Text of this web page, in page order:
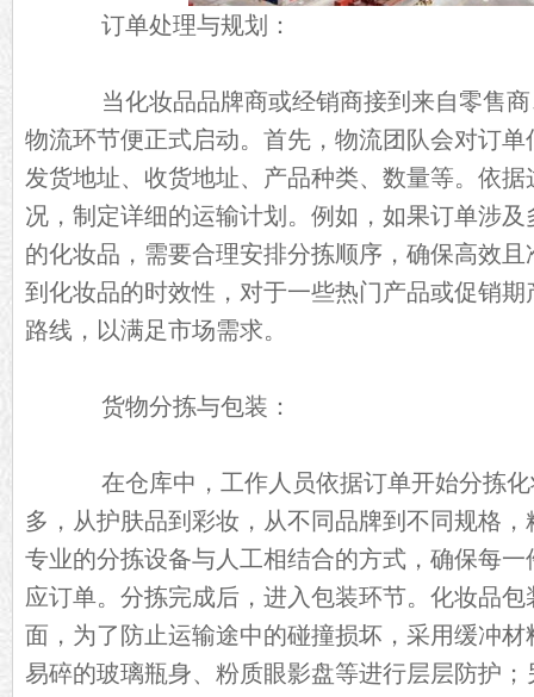
订单处理与规划：
当化妆品品牌商或经销商接到来自零售商
物流环节便正式启动。首先，物流团队会对订
发货地址、收货地址、产品种类、数量等。依
况，制定详细的运输计划。例如，如果订单涉
的化妆品，需要合理安排分拣顺序，确保高效
到化妆品的时效性，对于一些热门产品或促销
路线，以满足市场需求。
货物分拣与包装：
在仓库中，工作人员依据订单开始分拣化
多，从护肤品到彩妆，从不同品牌到不同规格
专业的分拣设备与人工相结合的方式，确保每
应订单。分拣完成后，进入包装环节。化妆品
面，为了防止运输途中的碰撞损坏，采用缓冲
易碎的玻璃瓶身、粉质眼影盘等进行层层防护